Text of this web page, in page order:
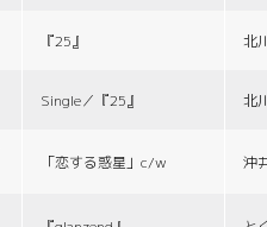
『25』 北
Single／『25』 北
「恋する惑星」c/w 沖